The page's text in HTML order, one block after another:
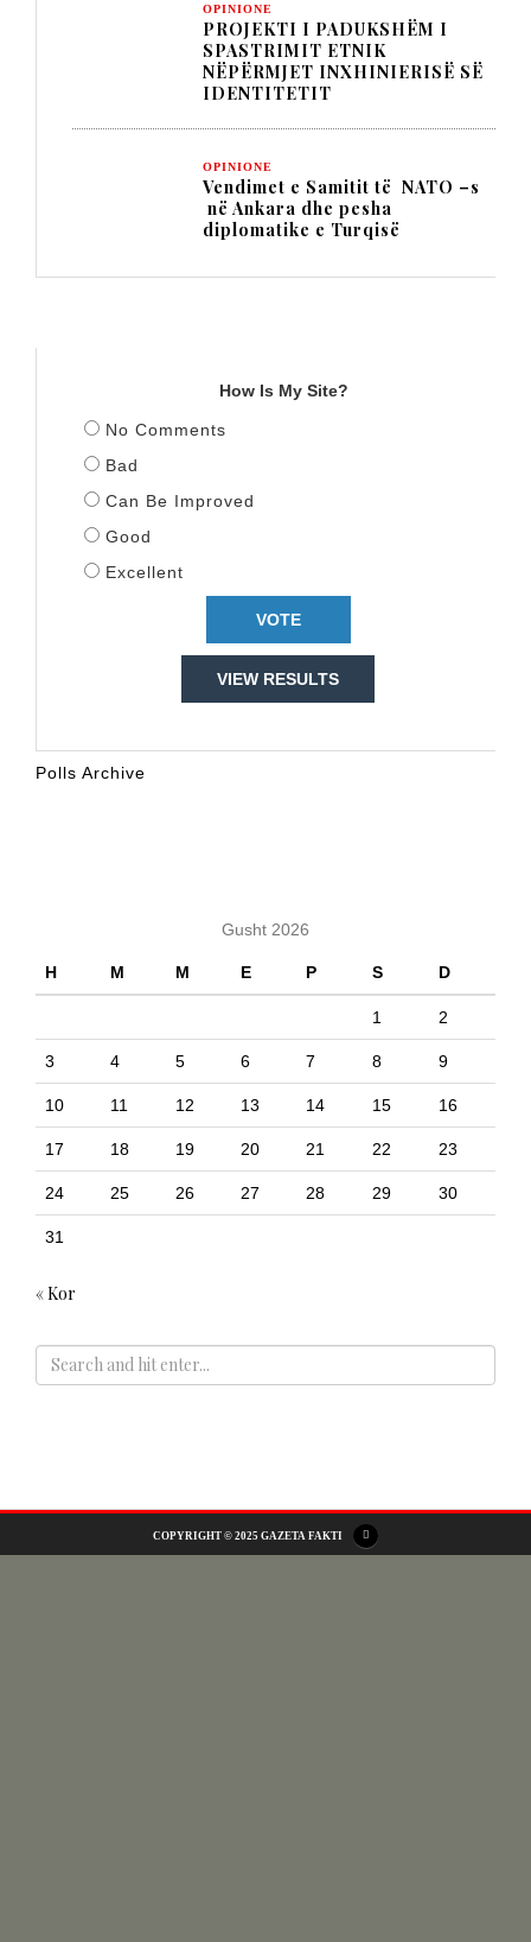
OPINIONE
PROJEKTI I PADUKSHËM I
SPASTRIMIT ETNIK
NËPËRMJET INXHINIERISË SË
IDENTITETIT
OPINIONE
Vendimet e Samitit të NATO –s
në Ankara dhe pesha
diplomatike e Turqisë
How Is My Site?
No Comments
Bad
Can Be Improved
Good
Excellent
VIEW RESULTS
Polls Archive
Gusht 2026
H M M E P S D
1 2
3 4 5 6 7 8 9
10 11 12 13 14 15 16
17 18 19 20 21 22 23
24 25 26 27 28 29 30
31
« Kor
COPYRIGHT © 2025 GAZETA FAKTI